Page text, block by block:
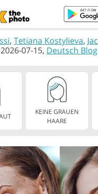
, Tetiana Kostylieva,
07-15, Deutsch Blog
KEINE GRAUEN
HAARE